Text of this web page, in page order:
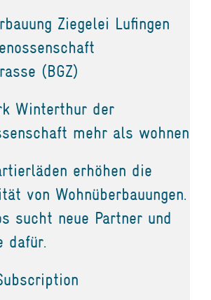
Ziegelei Lufingen
(BGZ)
Winterthur der
mehr als wohnen
erhöhen die
von Wohnüberbauungen.
sucht neue Partner und
dafür.